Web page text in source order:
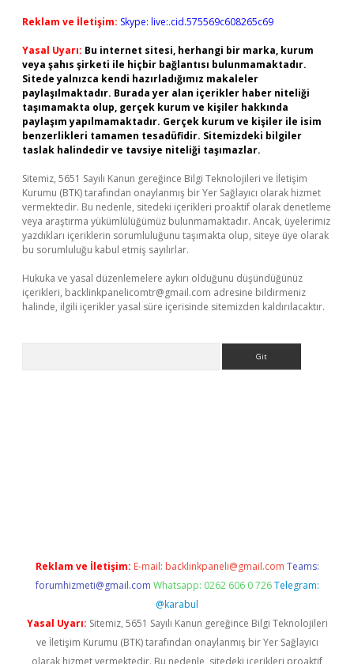
Reklam ve İletişim: Skype: live:.cid.575569c608265c69
Yasal Uyarı: Bu internet sitesi, herhangi bir marka, kurum
veya şahıs şirketi ile hiçbir bağlantısı bulunmamaktadır.
Sitede yalnızca kendi hazırladığımız makaleler
paylaşılmaktadır. Burada yer alan içerikler haber niteliği
taşımamakta olup, gerçek kurum ve kişiler hakkında
paylaşım yapılmamaktadır. Gerçek kurum ve kişiler ile isim
benzerlikleri tamamen tesadüfidir. Sitemizdeki bilgiler
taslak halindedir ve tavsiye niteliği taşımazlar.
Sitemiz, 5651 Sayılı Kanun gereğince Bilgi Teknolojileri ve İletişim
Kurumu (BTK) tarafından onaylanmış bir Yer Sağlayıcı olarak hizmet
vermektedir. Bu nedenle, sitedeki içerikleri proaktif olarak denetleme
veya araştırma yükümlülüğümüz bulunmamaktadır. Ancak, üyelerimiz
yazdıkları içeriklerin sorumluluğunu taşımakta olup, siteye üye olarak
bu sorumluluğu kabul etmiş sayılırlar.
Hukuka ve yasal düzenlemelere aykırı olduğunu düşündüğünüz
içerikleri, backlinkpanelicomtr@gmail.com adresine bildirmeniz
halinde, ilgili içerikler yasal süre içerisinde sitemizden kaldırılacaktır.
Reklam ve İletişim: E-mail: backlinkpaneli@gmail.com Teams:
forumhizmeti@gmail.com Whatsapp: 0262 606 0 726 Telegram:
@karabul
Yasal Uyarı: Sitemiz, 5651 Sayılı Kanun gereğince Bilgi Teknolojileri
ve İletişim Kurumu (BTK) tarafından onaylanmış bir Yer Sağlayıcı
olarak hizmet vermektedir. Bu nedenle, sitedeki içerikleri proaktif